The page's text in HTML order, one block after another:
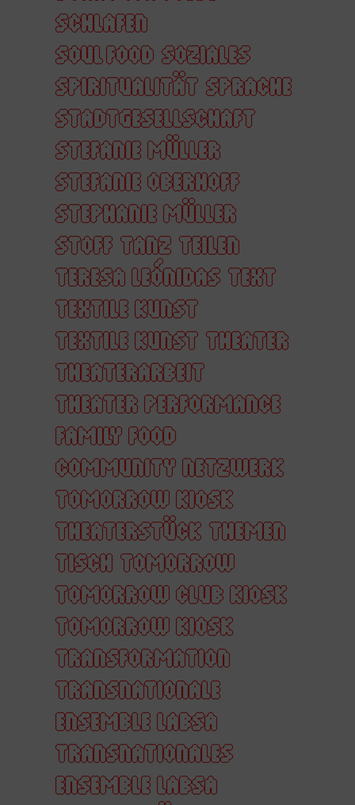
SCHLAFEN
SOUL FOOD SOZIALES
SPIRITUALITÄT SPRACHE
STADTGESELLSCHAFT
STEFANIE MÜLLER
STEFANIE OBERHOFF
STEPHANIE MÜLLER
STOFF TANZ TEILEN
TERESA LEÓNIDAS TEXT
TEXTILE KUNST
TEXTILE KUNST THEATER
THEATERARBEIT
THEATER PERFORMANCE
FAMILY FOOD
COMMUNITY NETZWERK
TOMORROW KIOSK
THEATERSTÜCK THEMEN
TISCH TOMORROW
TOMORROW CLUB KIOSK
TOMORROW KIOSK
TRANSFORMATION
TRANSNATIONALE
ENSEMBLE LABSA
TRANSNATIONALES
ENSEMBLE LABSA